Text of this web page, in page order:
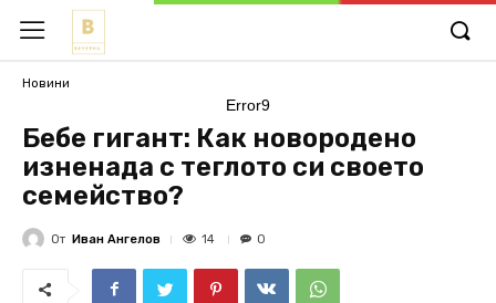
Новини
Error9
Бебе гигант: Как новородено
изненада с теглото си своето
семейство?
От Иван Ангелов 14 0